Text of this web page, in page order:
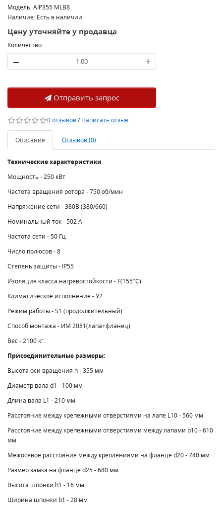
Модель: АІР355 МLВ8
Наличие: Есть в наличии
Цену уточняйте у продавца
Количество
– +
Отправить запрос
0 отзывов/Написать отзыв
Описание Отзывов (0)
Технические характеристики
Мощность - 250 кВт
Частота вращения ротора - 750 об/мин
Напряжение сети - 380В (380/660)
Номинальный ток - 502 A
Частота сети - 50 Гц
Число полюсов - 8
Степень защиты - IP55
Изоляция класса нагревостойкости - F(155°C)
Климатическое исполнение - У2
Режим работы - S1 (продолжительный)
Способ монтажа - ИМ 2081(лапа+фланец)
Вес - 2100 кг.
Присоединительные размеры:
Высота оси вращения h - 355 мм
Диаметр вала d1 - 100 мм
Длина вала L1 - 210 мм
Расстояние между крепежными отверстиями на лапе L10 - 560 мм
Расстояние между крепежными отверстиями между лапами b10 - 610
мм
Межосевое расстояние между креплениями на фланце d20 - 740 мм
Размер замка на фланце d25 - 680 мм
Высота шпонки h1 - 16 мм
Ширина шпонки b1 - 28 мм